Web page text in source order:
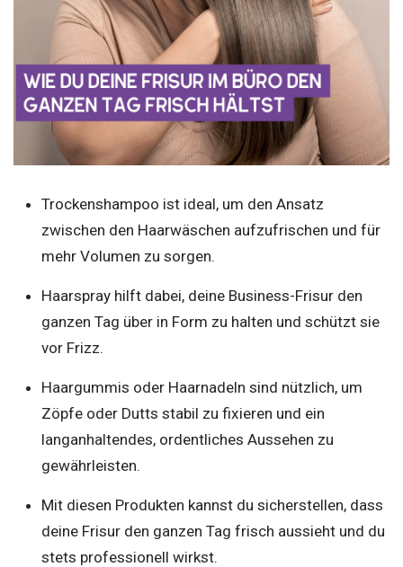
Trockenshampoo ist ideal, um den Ansatz
zwischen den Haarwäschen aufzufrischen und für
mehr Volumen zu sorgen.
Haarspray hilft dabei, deine Business-Frisur den
ganzen Tag über in Form zu halten und schützt sie
vor Frizz.
Haargummis oder Haarnadeln sind nützlich, um
Zöpfe oder Dutts stabil zu fixieren und ein
langanhaltendes, ordentliches Aussehen zu
gewährleisten.
Mit diesen Produkten kannst du sicherstellen, dass
deine Frisur den ganzen Tag frisch aussieht und du
stets professionell wirkst.